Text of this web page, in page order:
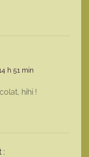
h 51 min
hihi !
: